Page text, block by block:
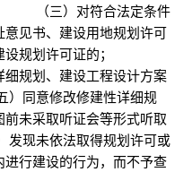
（三）对符合法定条件
见书、建设用地规划许可
设规划许可证的；
细规划、建设工程设计方案
同意修改修建性详细规
未采取听证会等形式听取
现未依法取得规划许可或
行建设的行为，而不予查